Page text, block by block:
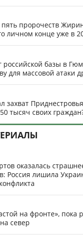
пророчеств
личном конце уже в
российской базы в
для массовой атаки
захват
тысяч своих
оказалась
Россия лишила
на фронте», пока
север